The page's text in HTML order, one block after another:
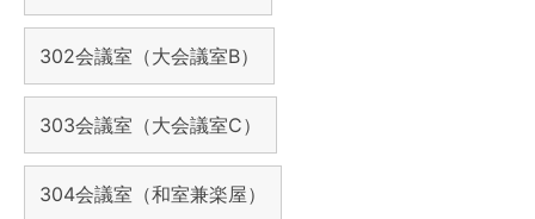
302会議室（大会議室B）
303会議室（大会議室C）
304会議室（和室兼楽屋）